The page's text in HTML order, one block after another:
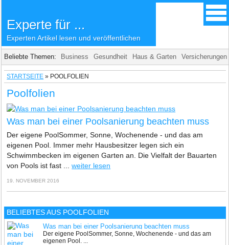
Experte für ...
Experten Artikel lesen und veröffentlichen
Beliebte Themen: Business Gesundheit Haus & Garten Versicherungen
STARTSEITE » POOLFOLIEN
Poolfolien
Was man bei einer Poolsanierung beachten muss
Der eigene PoolSommer, Sonne, Wochenende - und das am
eigenen Pool. Immer mehr Hausbesitzer legen sich ein
Schwimmbecken im eigenen Garten an. Die Vielfalt der Bauarten
von Pools ist fast ...weiter lesen
19. NOVEMBER 2016
BELIEBTES AUS POOLFOLIEN
Was man bei einer Poolsanierung beachten muss
Der eigene PoolSommer, Sonne, Wochenende - und das am
eigenen Pool. ...